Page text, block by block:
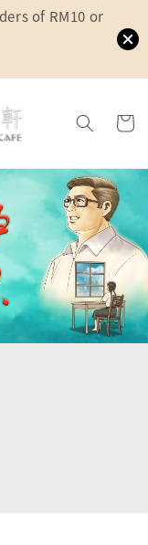
of RM10 or